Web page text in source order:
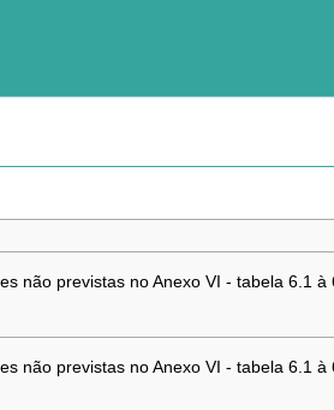
não previstas no Anexo VI - tabela 6.1
não previstas no Anexo VI - tabela 6.1